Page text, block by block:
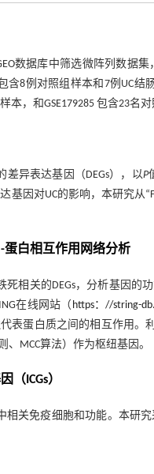
数据库中筛选微阵列数据集
含8例对照组样本和7例UC
本，和GSE179285 包含23名
差异表达基因（DEGs），以P
基因对UC的影响，本研究
蛋白相互作用网络分析
死相关的DEGs，分析基因
在线网站（ https：//string-
蛋白质之间的相互作用。
MCC算法）作为枢纽基因。
（ICGs）
相关免疫细胞和功能。本研